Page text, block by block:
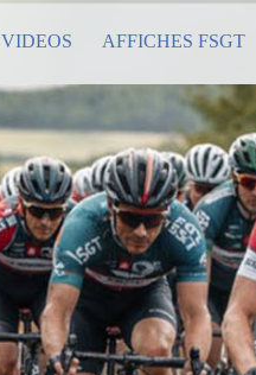
VIDEOS AFFICHES FSGT